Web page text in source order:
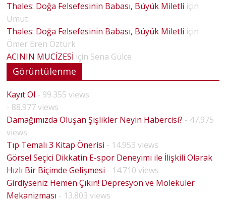
Thales: Doğa Felsefesinin Babası, Büyük Miletli için
Umut
Thales: Doğa Felsefesinin Babası, Büyük Miletli için
Ömer Eren Öztürk
ACININ MUCİZESİ için Sena Gülce
Görüntülenme
Kayıt Ol - 99.355 views
- 88.977 views
Damağımızda Oluşan Şişlikler Neyin Habercisi? - 47.975
views
Tıp Temalı 3 Kitap Önerisi - 14.953 views
Görsel Seçici Dikkatin E-spor Deneyimi ile İlişkili Olarak
Hızlı Bir Biçimde Gelişmesi - 14.710 views
Girdiyseniz Hemen Çıkın! Depresyon ve Moleküler
Mekanizması - 13.803 views